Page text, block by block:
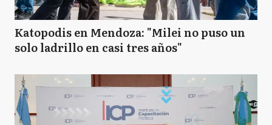
Katopodis en Mendoza: "Milei no puso un
solo ladrillo en casi tres años"